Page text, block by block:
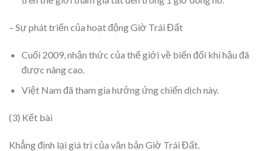
– Sự phát triển của hoạt động Giờ Trái Đất
Cuối 2009, nhận thức của thế giới về biến đổi khí hậu đã
được nâng cao.
Việt Nam đã tham gia hưởng ứng chiến dịch này.
(3) Kết bài
Khẳng định lại giá trị của văn bản Giờ Trái Đất.